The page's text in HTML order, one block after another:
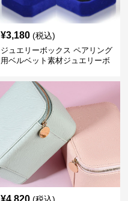
¥3,180 (税込)
ジュエリーボックス ペアリング
用ベルベット素材ジュエリーボ
¥4,820